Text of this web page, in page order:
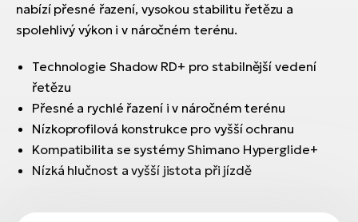
nabízí přesné řazení, vysokou stabilitu řetězu a
spolehlivý výkon i v náročném terénu.
Technologie Shadow RD+ pro stabilnější vedení
řetězu
Přesné a rychlé řazení i v náročném terénu
Nízkoprofilová konstrukce pro vyšší ochranu
Kompatibilita se systémy Shimano Hyperglide+
Nízká hlučnost a vyšší jistota při jízdě